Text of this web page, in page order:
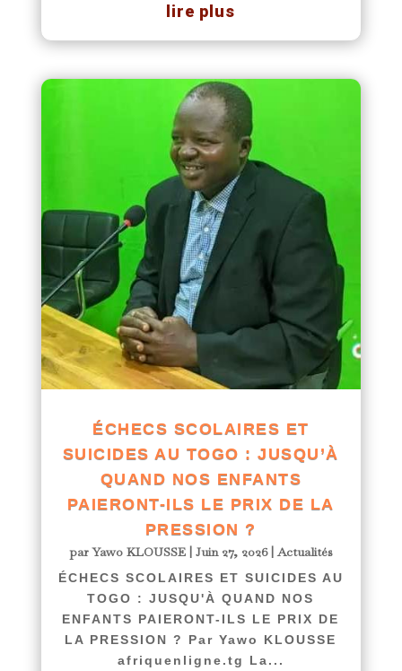
lire plus
ÉCHECS SCOLAIRES ET
SUICIDES AU TOGO : JUSQU’À
QUAND NOS ENFANTS
PAIERONT-ILS LE PRIX DE LA
PRESSION ?
parYawo KLOUSSE| Juin 27, 2026|Actualités
ÉCHECS SCOLAIRES ET SUICIDES AU
TOGO : JUSQU'À QUAND NOS
ENFANTS PAIERONT-ILS LE PRIX DE
LA PRESSION ? Par Yawo KLOUSSE
afriquenligne.tg La...